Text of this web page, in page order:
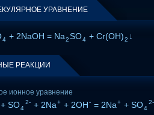
УРАВНЕНИЕ
4 + 2NaOH = Na2SO4 + Cr(OH)2 ↓
РЕАКЦИИ
ионное уравнение
+ SO4
2- + 2Na+ + 2OH- = 2Na+ + SO4
2-